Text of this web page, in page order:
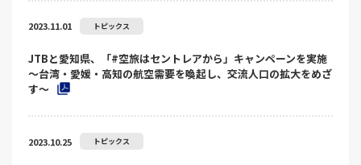
2023.11.01 トピックス
JTBと愛知県、「#空旅はセントレアから」キャンペーンを実施
～台湾・愛媛・高知の航空需要を喚起し、交流人口の拡大をめざ
す～
2023.10.25 トピックス